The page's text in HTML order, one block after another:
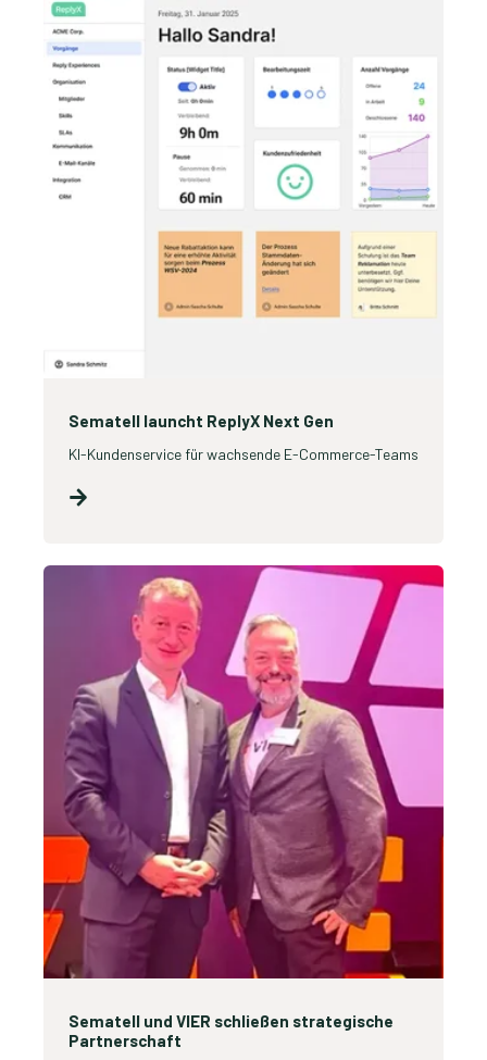
Sematell launcht ReplyX Next Gen
KI-Kundenservice für wachsende E-Commerce-Teams
Sematell und VIER schließen strategische
Partnerschaft